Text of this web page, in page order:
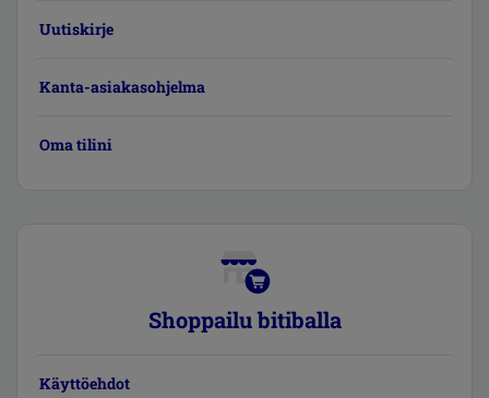
Uutiskirje
Kanta-asiakasohjelma
Oma tilini
Shoppailu bitiballa
Käyttöehdot